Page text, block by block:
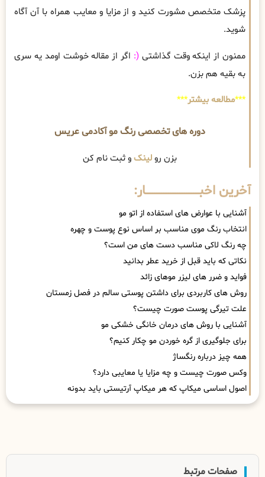
پزشک متخصص مشورت کنید و از مزایا و معایب همراه با آن آگاه
شوید.
ممنون از اینکه وقت گذاشتی(: اگر از مقاله خوشت اومد یه سری
به بقیه هم بزن.
***مطالعه بیشتر***
دوره های تخصصی رنگ مو آکادمی عریس
بزن رولینکو ثبت نام کن
آخرین اخبــــــــــــــــــــــــــــــار:
آشنایی با عوارض های استفاده از اتو مو
انتخاب رنگ موی مناسب بر اساس نوع پوست و چهره
چه رنگ لاکی مناسب دست های من است؟
نکاتی که باید قبل از خرید عطر بدانید
فواید و ضرر های لیزر موهای زائد
روش های کاربردی برای داشتن پوستی سالم در فصل زمستان
علت تیرگی پوست صورت چیست؟
آشنایی با روش های درمان خانگی خشکی مو
برای جلوگیری از گره خوردن مو چکار کنیم؟
همه چیز درباره رنگساژ
وکس صورت چیست و چه مزایا یا معایبی دارد؟
اصول اساسی میکاپ که هر میکاپ آرتیستی باید بدونه
صفحات مرتبط